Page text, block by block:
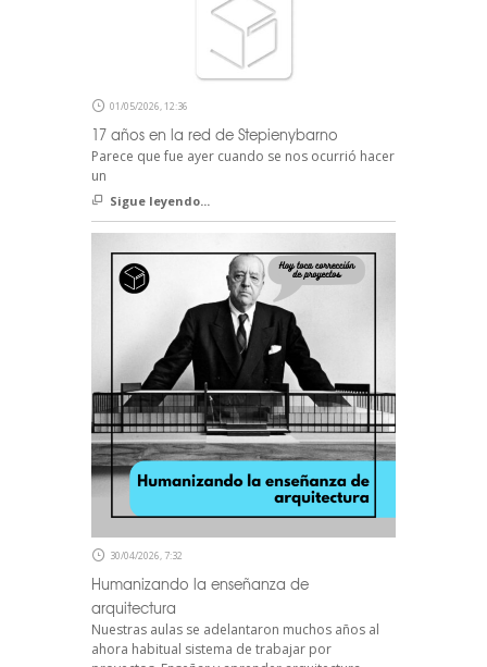
01/05/2026, 12:36
17 años en la red de Stepienybarno
Parece que fue ayer cuando se nos ocurrió hacer
un
Sigue leyendo...
30/04/2026, 7:32
Humanizando la enseñanza de
arquitectura
Nuestras aulas se adelantaron muchos años al
ahora habitual sistema de trabajar por